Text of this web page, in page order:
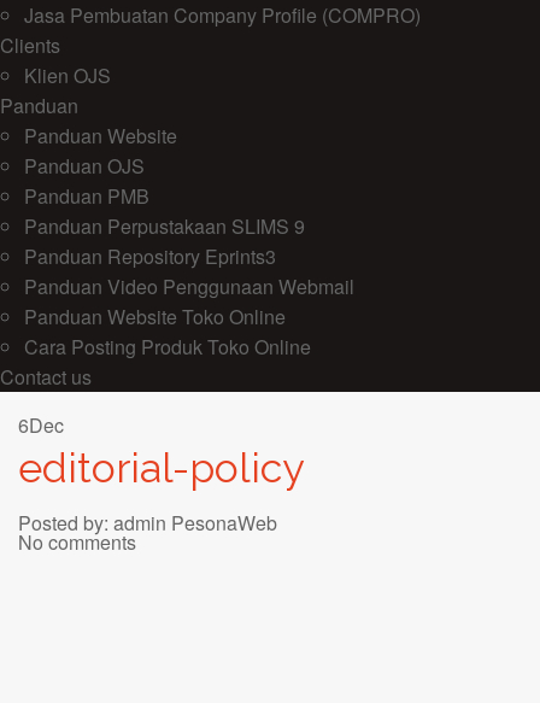
Jasa Pembuatan Company Profile (COMPRO)
Clients
Klien OJS
Panduan
Panduan Website
Panduan OJS
Panduan PMB
Panduan Perpustakaan SLIMS 9
Panduan Repository Eprints3
Panduan Video Penggunaan Webmail
Panduan Website Toko Online
Cara Posting Produk Toko Online
Contact us
6Dec
editorial-policy
Posted by: admin PesonaWeb
No comments